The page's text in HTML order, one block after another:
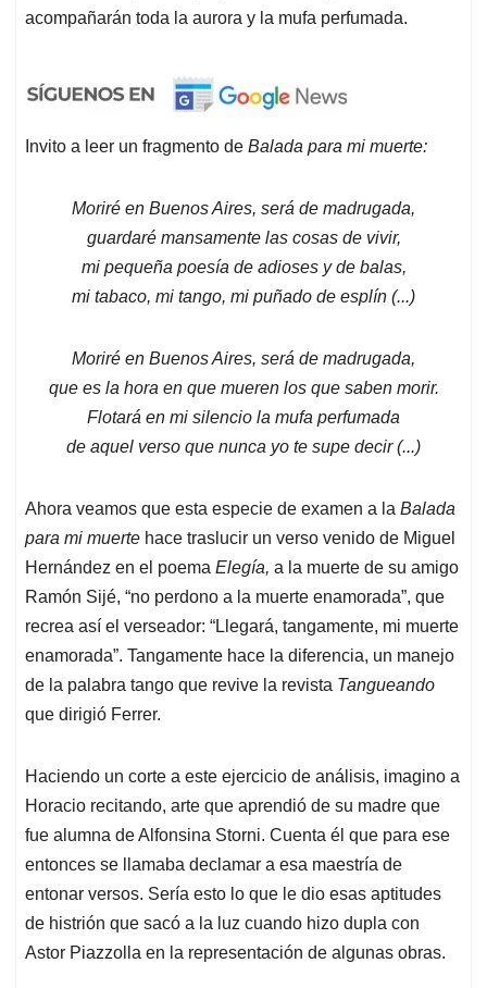
acompañarán toda la aurora y la mufa perfumada.
Invito a leer un fragmento de Balada para mi muerte:
Moriré en Buenos Aires, será de madrugada,
guardaré mansamente las cosas de vivir,
mi pequeña poesía de adioses y de balas,
mi tabaco, mi tango, mi puñado de esplín (...)
Moriré en Buenos Aires, será de madrugada,
que es la hora en que mueren los que saben morir.
Flotará en mi silencio la mufa perfumada
de aquel verso que nunca yo te supe decir (...)
Ahora veamos que esta especie de examen a la Balada
para mi muerte hace traslucir un verso venido de Miguel
Hernández en el poema Elegía, a la muerte de su amigo
Ramón Sijé, “no perdono a la muerte enamorada”, que
recrea así el verseador: “Llegará, tangamente, mi muerte
enamorada”. Tangamente hace la diferencia, un manejo
de la palabra tango que revive la revista Tangueando
que dirigió Ferrer.
Haciendo un corte a este ejercicio de análisis, imagino a
Horacio recitando, arte que aprendió de su madre que
fue alumna de Alfonsina Storni. Cuenta él que para ese
entonces se llamaba declamar a esa maestría de
entonar versos. Sería esto lo que le dio esas aptitudes
de histrión que sacó a la luz cuando hizo dupla con
Astor Piazzolla en la representación de algunas obras.